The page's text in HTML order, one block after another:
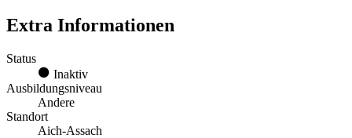
Extra Informationen
Status
Inaktiv
Ausbildungsniveau
Andere
Standort
Aich-Assach